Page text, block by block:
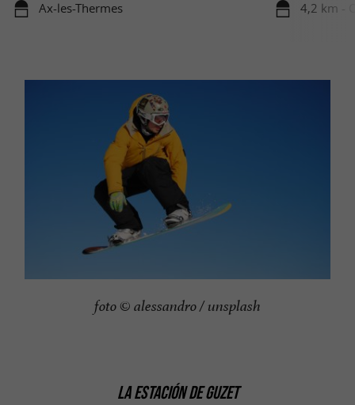
Ax-les-Thermes 4,2 km -
foto © alessandro / unsplash
LA ESTACIÓN DE GUZET